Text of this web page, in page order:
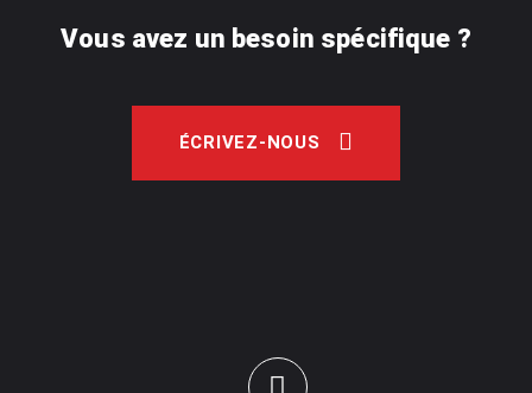
Vous avez un besoin spécifique ?
ÉCRIVEZ-NOUS